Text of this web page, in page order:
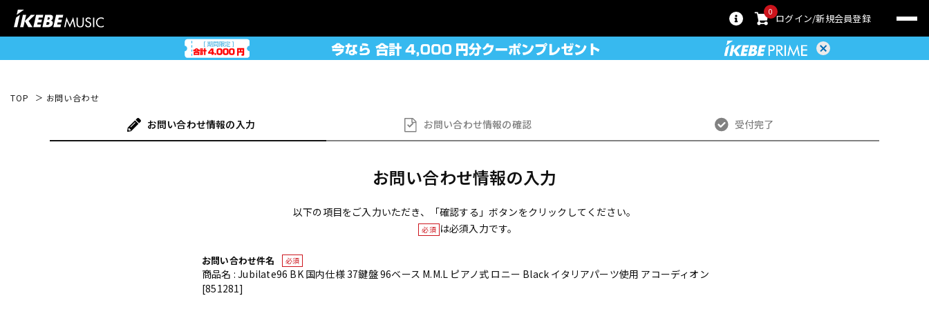
0
ログイン 新規会員登録
TOP お問い合わせ
お問い合わせ情報の入力 お問い合わせ情報の確認 受付完了
お問い合わせ情報の入力
以下の項目をご入力いただき、「確認する」ボタンをクリックしてください。
必須 は必須入力です。
お問い合わせ件名 必須
商品名 : Jubilate96 BK 国内仕様 37鍵盤 96ベース M.M.L ピアノ式 ロニー Black イタリアパーツ使用 アコーディオン
[851281]